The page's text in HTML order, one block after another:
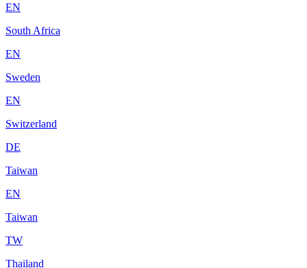
EN
South Africa
EN
Sweden
EN
Switzerland
DE
Taiwan
EN
Taiwan
TW
Thailand